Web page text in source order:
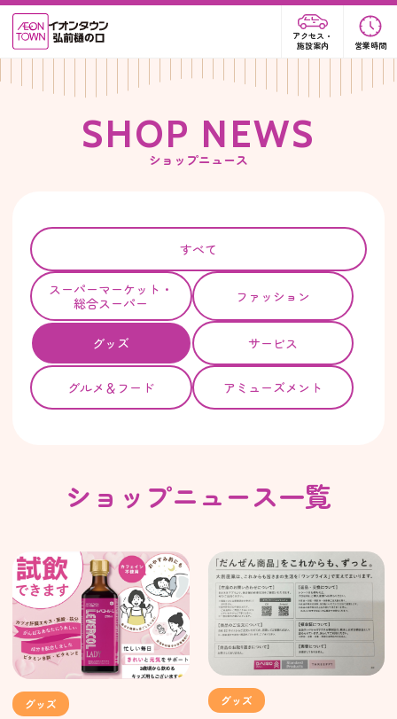
アクセス・
施設案内
営業時間
SHOP NEWS
ショップニュース
すべて
スーパーマーケット・
総合スーパー
ファッション
グッズ サービス
グルメ＆フード アミューズメント
ショップニュース一覧
グッズ グッズ